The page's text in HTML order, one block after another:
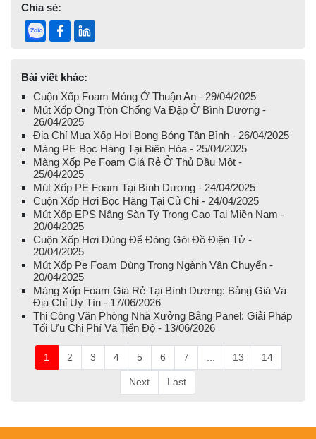
Chia sẻ:
Bài viết khác:
Cuộn Xốp Foam Mỏng Ở Thuận An - 29/04/2025
Mút Xốp Ống Tròn Chống Va Đập Ở Bình Dương -
26/04/2025
Địa Chỉ Mua Xốp Hơi Bong Bóng Tân Bình - 26/04/2025
Màng PE Bọc Hàng Tại Biên Hòa - 25/04/2025
Màng Xốp Pe Foam Giá Rẻ Ở Thủ Dầu Một -
25/04/2025
Mút Xốp PE Foam Tại Bình Dương - 24/04/2025
Cuộn Xốp Hơi Bọc Hàng Tại Củ Chi - 24/04/2025
Mút Xốp EPS Nâng Sàn Tỷ Trọng Cao Tại Miền Nam -
20/04/2025
Cuộn Xốp Hơi Dùng Để Đóng Gói Đồ Điện Tử -
20/04/2025
Mút Xốp Pe Foam Dùng Trong Ngành Vận Chuyển -
20/04/2025
Màng Xốp Foam Giá Rẻ Tại Bình Dương: Bảng Giá Và
Địa Chỉ Uy Tín - 17/06/2026
Thi Công Văn Phòng Nhà Xưởng Bằng Panel: Giải Pháp
Tối Ưu Chi Phí Và Tiến Độ - 13/06/2026
1 2 3 4 5 6 7 13 14
Next Last